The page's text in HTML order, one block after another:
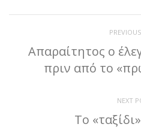
Απαραίτητος ο
πριν από το
NEXT
Το